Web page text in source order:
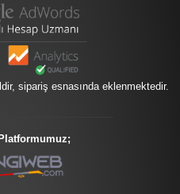
sipariş esnasında eklenmektedir.